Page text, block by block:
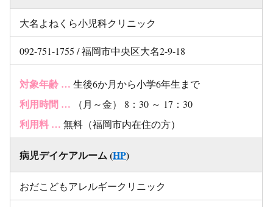
大名よねくら小児科クリニック
092-751-1755 / 福岡市中央区大名2-9-18
対象年齢 … 生後6か月から小学6年生まで
利用時間 … （月～金） 8：30 ～ 17：30
利用料 … 無料（福岡市内在住の方）
病児デイケアルーム (HP)
おだこどもアレルギークリニック